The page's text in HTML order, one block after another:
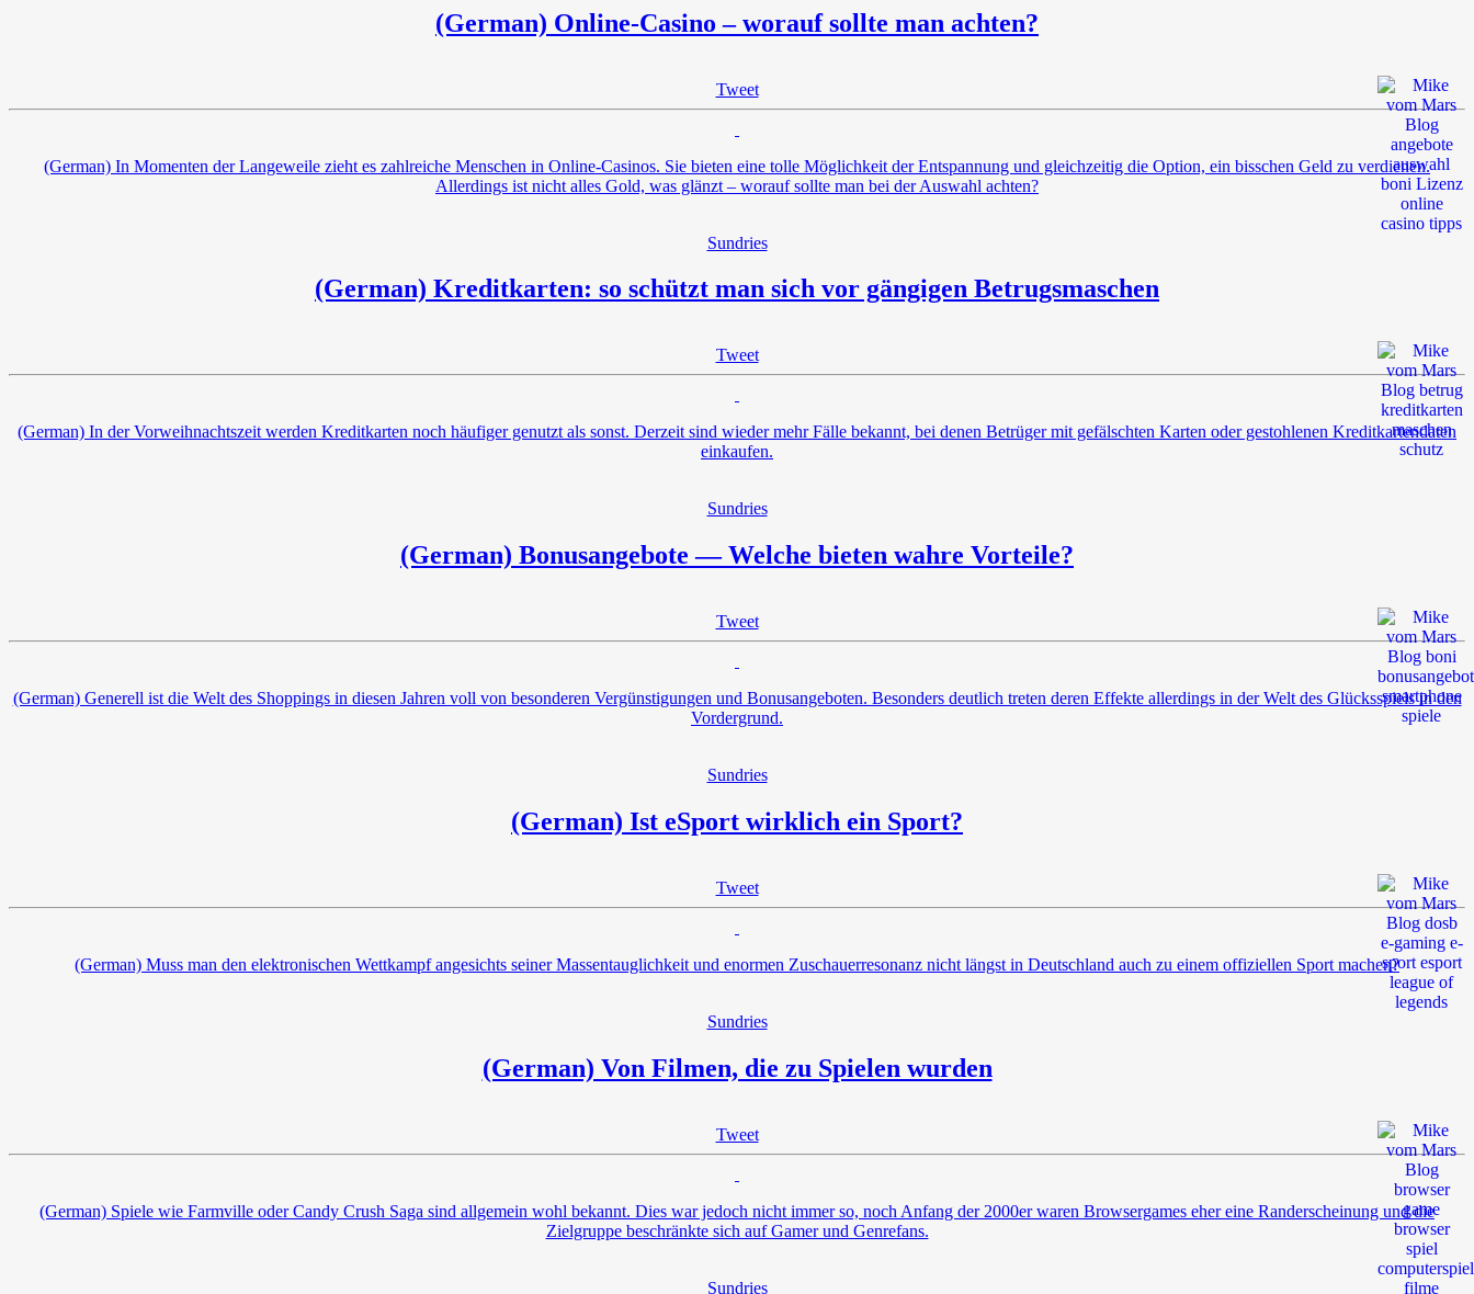
(German) Online-Casino – worauf sollte man achten?
Tweet
(German) In Momenten der Langeweile zieht es zahlreiche Menschen in Online-Casinos. Sie bieten eine tolle Möglichkeit der Entspannung und gleichzeitig die Option, ein bisschen Geld zu verdienen.
Allerdings ist nicht alles Gold, was glänzt – worauf sollte man bei der Auswahl achten?
Sundries
(German) Kreditkarten: so schützt man sich vor gängigen Betrugsmaschen
Tweet
(German) In der Vorweihnachtszeit werden Kreditkarten noch häufiger genutzt als sonst. Derzeit sind wieder mehr Fälle bekannt, bei denen Betrüger mit gefälschten Karten oder gestohlenen Kreditkartendaten
einkaufen.
Sundries
(German) Bonusangebote — Welche bieten wahre Vorteile?
Tweet
(German) Generell ist die Welt des Shoppings in diesen Jahren voll von besonderen Vergünstigungen und Bonusangeboten. Besonders deutlich treten deren Effekte allerdings in der Welt des Glücksspiels in den
Vordergrund.
Sundries
(German) Ist eSport wirklich ein Sport?
Tweet
(German) Muss man den elektronischen Wettkampf angesichts seiner Massentauglichkeit und enormen Zuschauerresonanz nicht längst in Deutschland auch zu einem offiziellen Sport machen?
Sundries
(German) Von Filmen, die zu Spielen wurden
Tweet
(German) Spiele wie Farmville oder Candy Crush Saga sind allgemein wohl bekannt. Dies war jedoch nicht immer so, noch Anfang der 2000er waren Browsergames eher eine Randerscheinung und die
Zielgruppe beschränkte sich auf Gamer und Genrefans.
Sundries